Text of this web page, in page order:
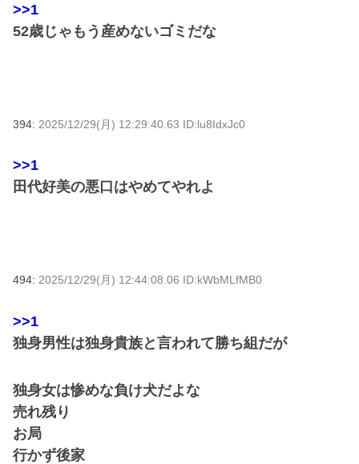
>>1
52歳じゃもう産めないゴミだな
394: 2025/12/29(月) 12:29:40.63 ID:lu8IdxJc0
>>1
田代好美の悪口はやめてやれよ
494: 2025/12/29(月) 12:44:08.06 ID:kWbMLfMB0
>>1
独身男性は独身貴族と言われて勝ち組だが
独身女は惨めな負け犬だよな
売れ残り
お局
行かず後家